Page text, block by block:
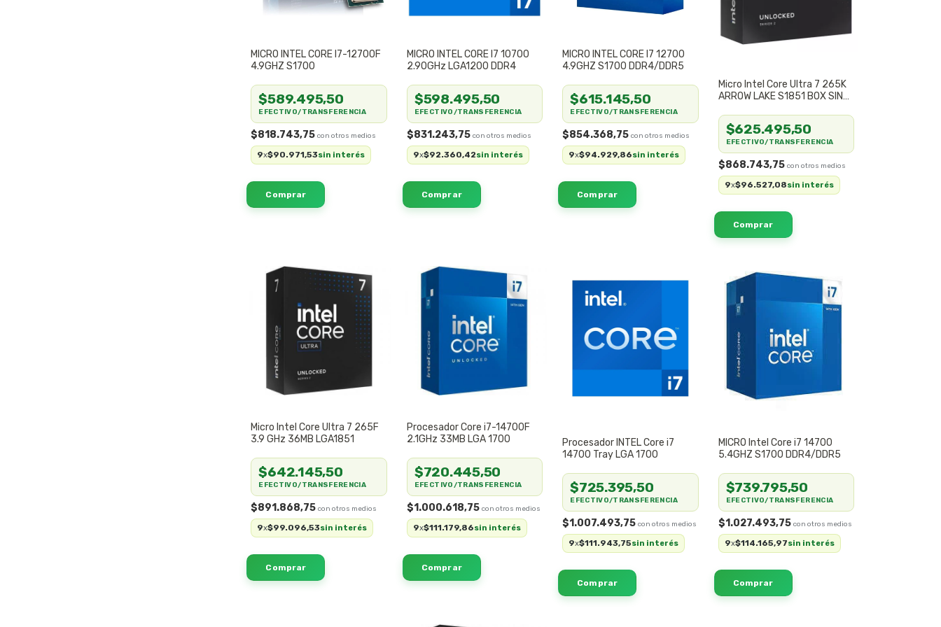
MICRO INTEL CORE I7-12700F
4.9GHZ S1700
$818.743,75
9x$90.971,53sin interés
$589.495,50
EFECTIVO/TRANSFERENCIA
MICRO INTEL CORE I7 10700
2.90GHz LGA1200 DDR4
$831.243,75
9x$92.360,42sin interés
$598.495,50
EFECTIVO/TRANSFERENCIA
MICRO INTEL CORE I7 12700
4.9GHZ S1700 DDR4/DDR5
$854.368,75
9x$94.929,86sin interés
$615.145,50
EFECTIVO/TRANSFERENCIA
Micro Intel Core Ultra 7 265K
ARROW LAKE S1851 BOX SIN
$868.743,75
9x$96.527,08sin interés
$625.495,50
EFECTIVO/TRANSFERENCIA
Micro Intel Core Ultra 7 265F
3.9 GHz 36MB LGA1851
$891.868,75
9x$99.096,53sin interés
$642.145,50
EFECTIVO/TRANSFERENCIA
Procesador Core i7-14700F
2.1GHz 33MB LGA 1700
$1.000.618,75
9x$111.179,86sin interés
$720.445,50
EFECTIVO/TRANSFERENCIA
Procesador INTEL Core i7
14700 Tray LGA 1700
$1.007.493,75
9x$111.943,75sin interés
$725.395,50
EFECTIVO/TRANSFERENCIA
MICRO Intel Core i7 14700
5.4GHZ S1700 DDR4/DDR5
$1.027.493,75
9x$114.165,97sin interés
$739.795,50
EFECTIVO/TRANSFERENCIA